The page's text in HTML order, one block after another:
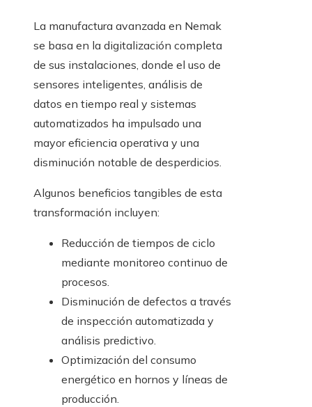
La manufactura avanzada en Nemak
se basa en la digitalización completa
de sus instalaciones, donde el uso de
sensores inteligentes, análisis de
datos en tiempo real y sistemas
automatizados ha impulsado una
mayor eficiencia operativa y una
disminución notable de desperdicios.
Algunos beneficios tangibles de esta
transformación incluyen:
Reducción de tiempos de ciclo
mediante monitoreo continuo de
procesos.
Disminución de defectos a través
de inspección automatizada y
análisis predictivo.
Optimización del consumo
energético en hornos y líneas de
producción.